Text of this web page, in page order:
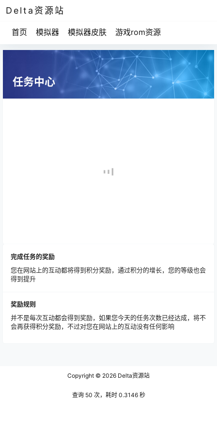
Delta资源站
首页 模拟器 模拟器皮肤 游戏rom资源
任务中心
完成任务的奖励
您在网站上的互动都将得到积分奖励，通过积分的增长，您的等级也会
得到提升
奖励规则
并不是每次互动都会得到奖励，如果您今天的任务次数已经达成，将不
会再获得积分奖励，不过对您在网站上的互动没有任何影响
Copyright © 2026 Delta资源站
查询 50 次，耗时 0.3146 秒